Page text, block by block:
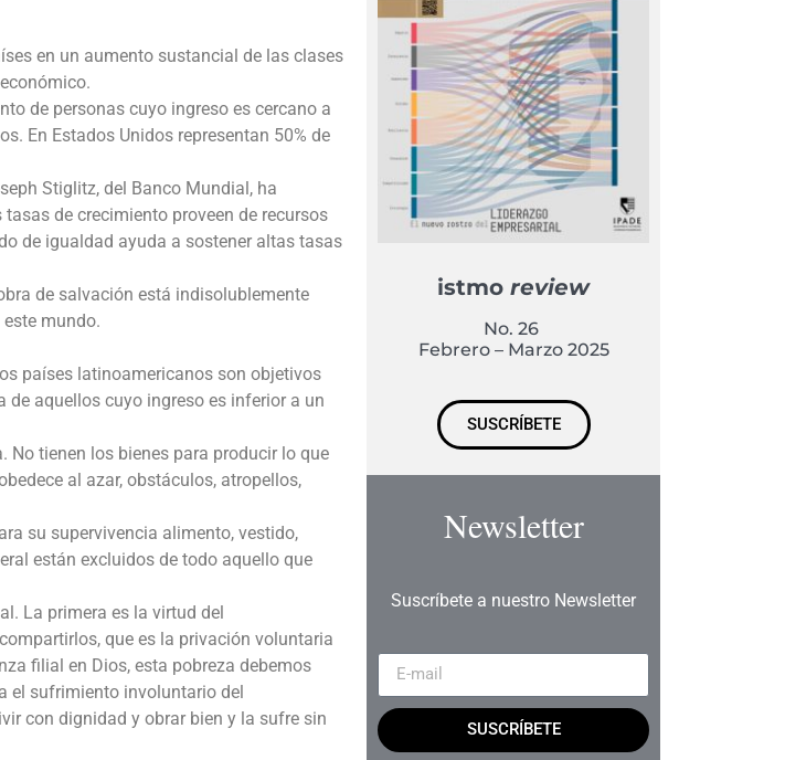
en un aumento sustancial de las clases
de personas cuyo ingreso es cercano a
En Estados Unidos representan 50% de
Stiglitz, del Banco Mundial, ha
de crecimiento proveen de recursos
de igualdad ayuda a sostener altas tasas
de salvación está indisolublemente
mundo.
países latinoamericanos son objetivos
aquellos cuyo ingreso es inferior a un
No tienen los bienes para producir lo que
al azar, obstáculos, atropellos,
su supervivencia alimento, vestido,
están excluidos de todo aquello que
La primera es la virtud del
que es la privación voluntaria
filial en Dios, esta pobreza debemos
el sufrimiento involuntario del
con dignidad y obrar bien y la sufre sin
istmoreview
No. 26
Febrero – Marzo 2025
SUSCRÍBETE
Newsletter
Suscríbete a nuestro Newsletter
SUSCRÍBETE